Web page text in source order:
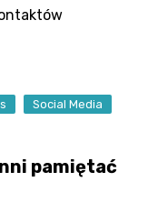
Social Media
pamiętać